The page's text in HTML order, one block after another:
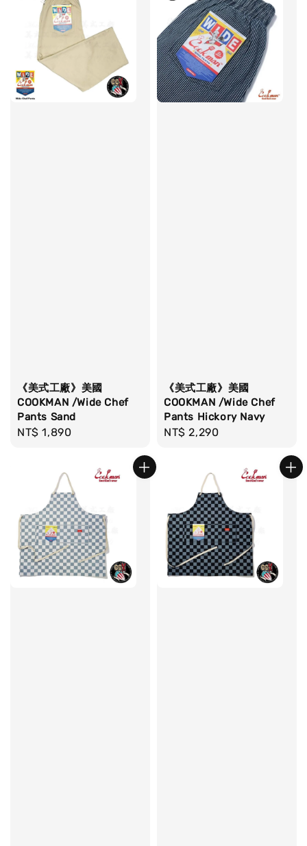
《美式工廠》美國
COOKMAN /Wide Chef
Pants Sand
Regular
NT$ 1,890
《美式工廠》美國
COOKMAN /Wide Chef
Pants Hickory Navy
Regular
NT$ 2,290